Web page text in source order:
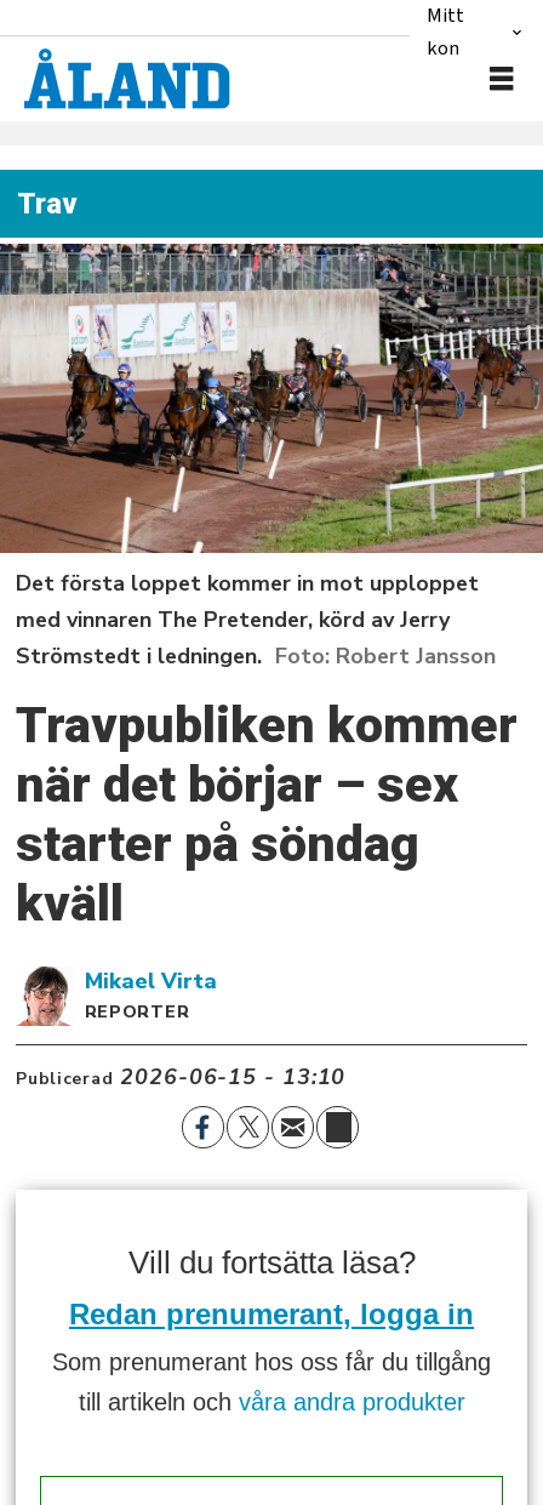
Mitt
konto
Trav
Det första loppet kommer in mot upploppet
med vinnaren The Pretender, körd av Jerry
Strömstedt i ledningen.
Robert Jansson
Travpubliken kommer
när det börjar – sex
starter på söndag
kväll
Mikael Virta
REPORTER
Publicerad 2026-06-15 - 13:10
Vill du fortsätta läsa?
Redan prenumerant, logga in
Som prenumerant hos oss får du tillgång
till artikeln och våra andra produkter